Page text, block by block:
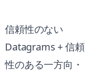
信頼性のない
Datagrams + 信頼
性のある一方向・